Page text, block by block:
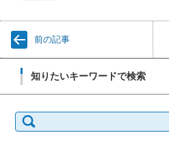
前の記事
知りたいキーワードで検索
索: